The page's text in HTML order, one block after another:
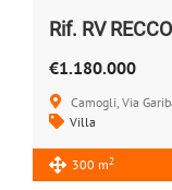
Rif. RV
€1.180.000
Camogli, Via
Villa
300 m2